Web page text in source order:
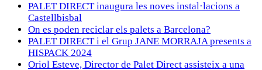
PALET DIRECT inaugura les noves instal·lacions a
Castellbisbal
On es poden reciclar els palets a Barcelona?
PALET DIRECT i el Grup JANE MORRAJA presents a
HISPACK 2024
Oriol Esteve, Director de Palet Direct assisteix a una